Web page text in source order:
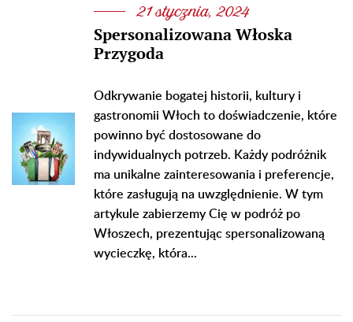
21 stycznia, 2024
Spersonalizowana Włoska
Przygoda
Odkrywanie bogatej historii, kultury i
gastronomii Włoch to doświadczenie, które
powinno być dostosowane do
indywidualnych potrzeb. Każdy podróżnik
ma unikalne zainteresowania i preferencje,
które zasługują na uwzględnienie. W tym
artykule zabierzemy Cię w podróż po
Włoszech, prezentując spersonalizowaną
wycieczkę, która...